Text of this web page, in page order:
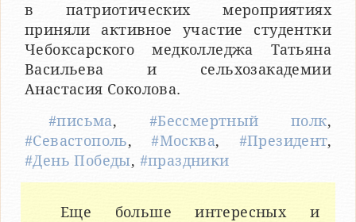
в патриотических мероприятиях
приняли активное участие студентки
Чебоксарского медколледжа Татьяна
Васильева и сельхозакадемии
Анастасия Соколова.
#письма, #Бессмертный полк,
#Севастополь,#Москва, #Президент,
#День Победы, #праздники
Еще больше интересных и